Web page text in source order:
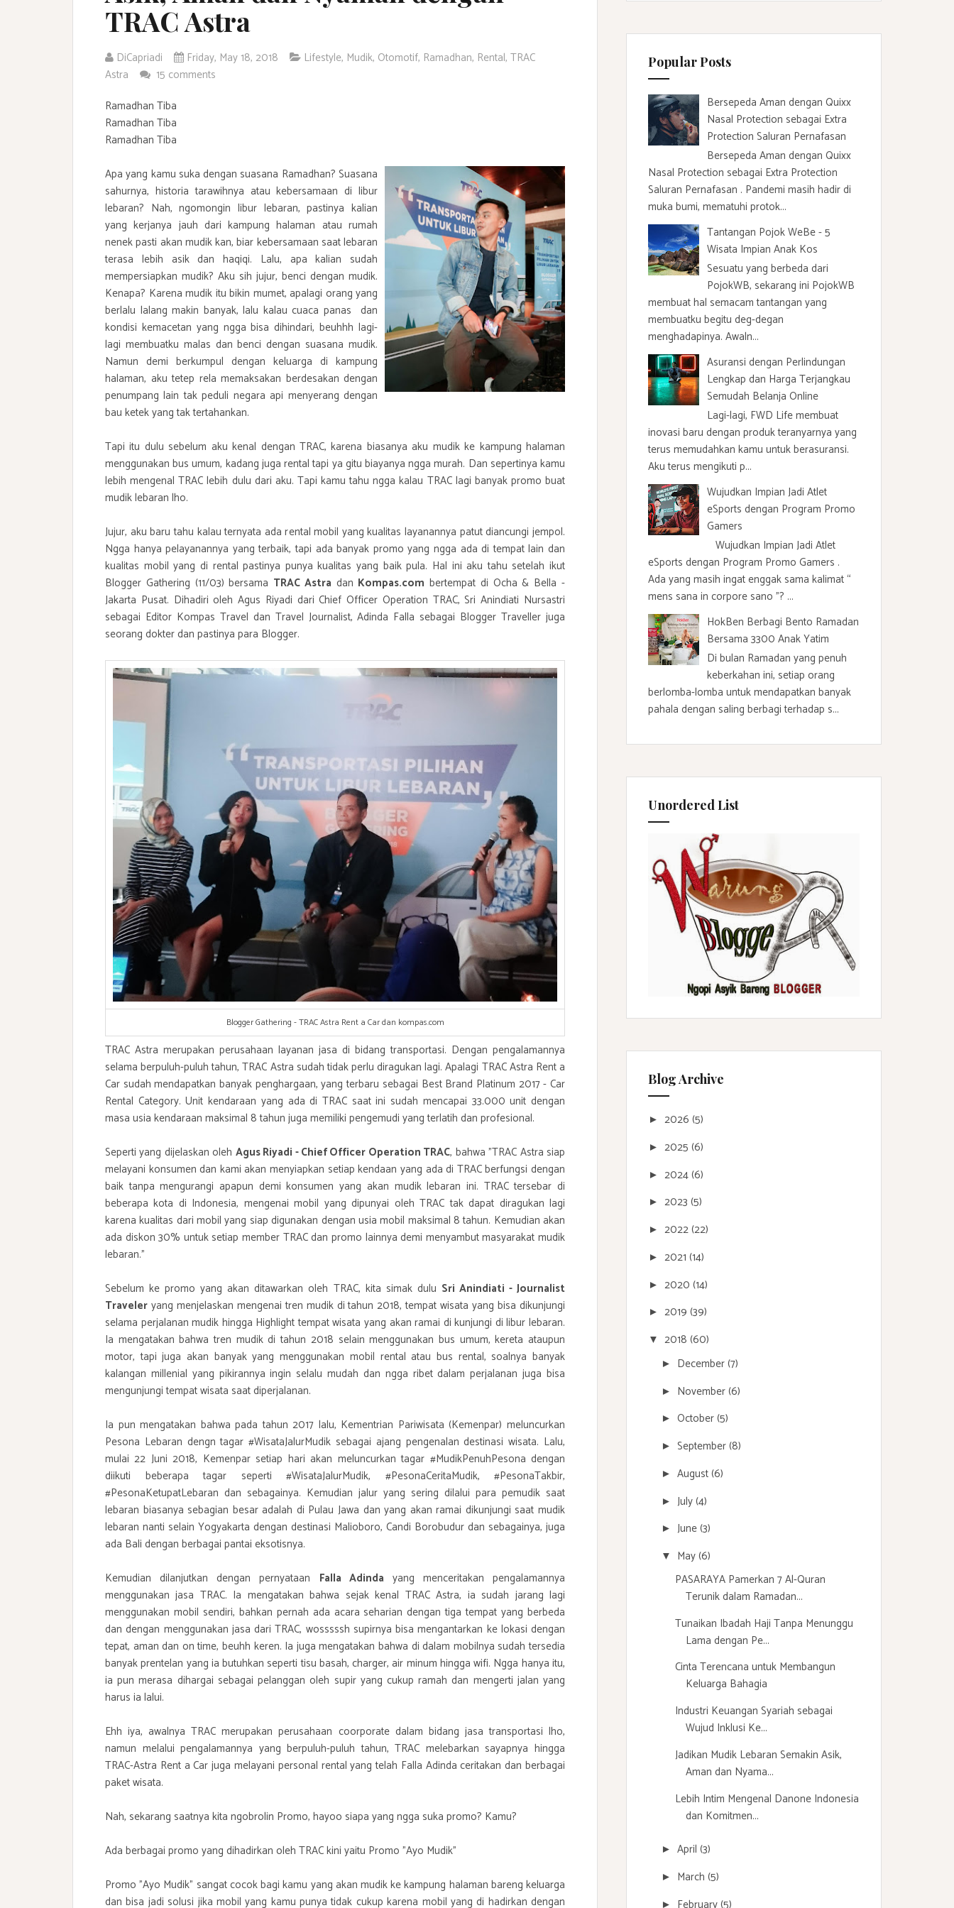
TRAC Astra
DiCapriadi Friday, May 18, 2018 Lifestyle, Mudik, Otomotif, Ramadhan, Rental, TRAC
Astra
15 comments
Ramadhan Tiba
Ramadhan Tiba
Ramadhan Tiba
Apa yang kamu suka dengan suasana Ramadhan? Suasana
sahurnya, historia tarawihnya atau kebersamaan di libur
lebaran? Nah, ngomongin libur lebaran, pastinya kalian
yang kerjanya jauh dari kampung halaman atau rumah
nenek pasti akan mudik kan, biar kebersamaan saat lebaran
terasa lebih asik dan haqiqi. Lalu, apa kalian sudah
mempersiapkan mudik? Aku sih jujur, benci dengan mudik.
Kenapa? Karena mudik itu bikin mumet, apalagi orang yang
berlalu lalang makin banyak, lalu kalau cuaca panas dan
kondisi kemacetan yang ngga bisa dihindari, beuhhh lagi-
lagi membuatku malas dan benci dengan suasana mudik.
Namun demi berkumpul dengan keluarga di kampung
halaman, aku tetep rela memaksakan berdesakan dengan
penumpang lain tak peduli negara api menyerang dengan
bau ketek yang tak tertahankan.
Tapi itu dulu sebelum aku kenal dengan TRAC, karena biasanya aku mudik ke kampung halaman
menggunakan bus umum, kadang juga rental tapi ya gitu biayanya ngga murah. Dan sepertinya kamu
lebih mengenal TRAC lebih dulu dari aku. Tapi kamu tahu ngga kalau TRAC lagi banyak promo buat
mudik lebaran lho.
Jujur, aku baru tahu kalau ternyata ada rental mobil yang kualitas layanannya patut diancungi jempol.
Ngga hanya pelayanannya yang terbaik, tapi ada banyak promo yang ngga ada di tempat lain dan
kualitas mobil yang di rental pastinya punya kualitas yang baik pula. Hal ini aku tahu setelah ikut
Blogger Gathering (11/03) bersama TRAC Astra dan Kompas.com bertempat di Ocha & Bella -
Jakarta Pusat. Dihadiri oleh Agus Riyadi dari Chief Officer Operation TRAC, Sri Anindiati Nursastri
sebagai Editor Kompas Travel dan Travel Journalist, Adinda Falla sebagai Blogger Traveller juga
seorang dokter dan pastinya para Blogger.
Blogger Gathering - TRAC Astra Rent a Car dan kompas.com
TRAC Astra merupakan perusahaan layanan jasa di bidang transportasi. Dengan pengalamannya
selama berpuluh-puluh tahun, TRAC Astra sudah tidak perlu diragukan lagi. Apalagi TRAC Astra Rent a
Car sudah mendapatkan banyak penghargaan, yang terbaru sebagai Best Brand Platinum 2017 - Car
Rental Category. Unit kendaraan yang ada di TRAC saat ini sudah mencapai 33.000 unit dengan
masa usia kendaraan maksimal 8 tahun juga memiliki pengemudi yang terlatih dan profesional.
Seperti yang dijelaskan oleh Agus Riyadi - Chief Officer Operation TRAC, bahwa "TRAC Astra siap
melayani konsumen dan kami akan menyiapkan setiap kendaan yang ada di TRAC berfungsi dengan
baik tanpa mengurangi apapun demi konsumen yang akan mudik lebaran ini. TRAC tersebar di
beberapa kota di Indonesia, mengenai mobil yang dipunyai oleh TRAC tak dapat diragukan lagi
karena kualitas dari mobil yang siap digunakan dengan usia mobil maksimal 8 tahun. Kemudian akan
ada diskon 30% untuk setiap member TRAC dan promo lainnya demi menyambut masyarakat mudik
lebaran."
Sebelum ke promo yang akan ditawarkan oleh TRAC, kita simak dulu Sri Anindiati - Journalist
Traveler yang menjelaskan mengenai tren mudik di tahun 2018, tempat wisata yang bisa dikunjungi
selama perjalanan mudik hingga Highlight tempat wisata yang akan ramai di kunjungi di libur lebaran.
Ia mengatakan bahwa tren mudik di tahun 2018 selain menggunakan bus umum, kereta ataupun
motor, tapi juga akan banyak yang menggunakan mobil rental atau bus rental, soalnya banyak
kalangan millenial yang pikirannya ingin selalu mudah dan ngga ribet dalam perjalanan juga bisa
mengunjungi tempat wisata saat diperjalanan.
Ia pun mengatakan bahwa pada tahun 2017 lalu, Kementrian Pariwisata (Kemenpar) meluncurkan
Pesona Lebaran dengn tagar #WisataJalurMudik sebagai ajang pengenalan destinasi wisata. Lalu,
mulai 22 Juni 2018, Kemenpar setiap hari akan meluncurkan tagar #MudikPenuhPesona dengan
diikuti beberapa tagar seperti #WisataJalurMudik, #PesonaCeritaMudik, #PesonaTakbir,
#PesonaKetupatLebaran dan sebagainya. Kemudian jalur yang sering dilalui para pemudik saat
lebaran biasanya sebagian besar adalah di Pulau Jawa dan yang akan ramai dikunjungi saat mudik
lebaran nanti selain Yogyakarta dengan destinasi Malioboro, Candi Borobudur dan sebagainya, juga
ada Bali dengan berbagai pantai eksotisnya.
Kemudian dilanjutkan dengan pernyataan Falla Adinda yang menceritakan pengalamannya
menggunakan jasa TRAC. Ia mengatakan bahwa sejak kenal TRAC Astra, ia sudah jarang lagi
menggunakan mobil sendiri, bahkan pernah ada acara seharian dengan tiga tempat yang berbeda
dan dengan menggunakan jasa dari TRAC, wosssssh supirnya bisa mengantarkan ke lokasi dengan
tepat, aman dan on time, beuhh keren. Ia juga mengatakan bahwa di dalam mobilnya sudah tersedia
banyak prentelan yang ia butuhkan seperti tisu basah, charger, air minum hingga wifi. Ngga hanya itu,
ia pun merasa dihargai sebagai pelanggan oleh supir yang cukup ramah dan mengerti jalan yang
harus ia lalui.
Ehh iya, awalnya TRAC merupakan perusahaan coorporate dalam bidang jasa transportasi lho,
namun melalui pengalamannya yang berpuluh-puluh tahun, TRAC melebarkan sayapnya hingga
TRAC-Astra Rent a Car juga melayani personal rental yang telah Falla Adinda ceritakan dan berbagai
paket wisata.
Nah, sekarang saatnya kita ngobrolin Promo, hayoo siapa yang ngga suka promo? Kamu?
Ada berbagai promo yang dihadirkan oleh TRAC kini yaitu Promo "Ayo Mudik"
Promo "Ayo Mudik" sangat cocok bagi kamu yang akan mudik ke kampung halaman bareng keluarga
dan bisa jadi solusi jika mobil yang kamu punya tidak cukup karena mobil yang di hadirkan dengan
h
o
r
:
Popular Posts
Bersepeda Aman dengan Quixx
Nasal Protection sebagai Extra
Protection Saluran Pernafasan
Bersepeda Aman dengan Quixx
Nasal Protection sebagai Extra Protection
Saluran Pernafasan . Pandemi masih hadir di
muka bumi, mematuhi protok...
Tantangan Pojok WeBe - 5
Wisata Impian Anak Kos
Sesuatu yang berbeda dari
PojokWB, sekarang ini PojokWB
membuat hal semacam tantangan yang
membuatku begitu deg-degan
menghadapinya. Awaln...
Asuransi dengan Perlindungan
Lengkap dan Harga Terjangkau
Semudah Belanja Online
Lagi-lagi, FWD Life membuat
inovasi baru dengan produk teranyarnya yang
terus memudahkan kamu untuk berasuransi.
Aku terus mengikuti p...
Wujudkan Impian Jadi Atlet
eSports dengan Program Promo
Gamers
Wujudkan Impian Jadi Atlet
eSports dengan Program Promo Gamers .
Ada yang masih ingat enggak sama kalimat “
mens sana in corpore sano ”? ...
HokBen Berbagi Bento Ramadan
Bersama 3300 Anak Yatim
Di bulan Ramadan yang penuh
keberkahan ini, setiap orang
berlomba-lomba untuk mendapatkan banyak
pahala dengan saling berbagi terhadap s...
Unordered List
Blog Archive
► 2026 (5)
► 2025 (6)
► 2024(6)
► 2023 (5)
► 2022(22)
► 2021 (14)
► 2020 (14)
► 2019 (39)
▼ 2018 (60)
► December(7)
► November(6)
► October(5)
► September(8)
► August(6)
► July(4)
► June(3)
▼ May(6)
PASARAYA Pamerkan 7 Al-Quran
Terunik dalam Ramadan...
Tunaikan Ibadah Haji Tanpa Menunggu
Lama dengan Pe...
Cinta Terencana untuk Membangun
Keluarga Bahagia
Industri Keuangan Syariah sebagai
Wujud Inklusi Ke...
Jadikan Mudik Lebaran Semakin Asik,
Aman dan Nyama...
Lebih Intim Mengenal Danone Indonesia
dan Komitmen...
► April (3)
► March (5)
►